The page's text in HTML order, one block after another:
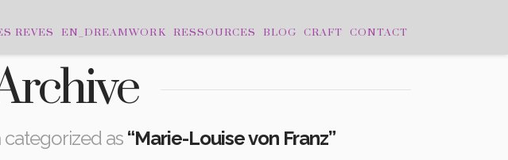
REVES EN_DREAMWORK RESSOURCES BLOG CRAFT CONTACT
as “Marie-Louise von Franz”